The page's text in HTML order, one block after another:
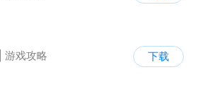
游戏攻略
下载